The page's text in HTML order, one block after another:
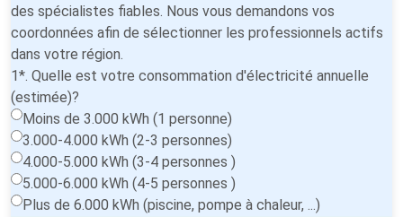
des spécialistes fiables. Nous vous demandons vos
coordonnées afin de sélectionner les professionnels actifs
dans votre région.
1*. Quelle est votre consommation d'électricité annuelle
(estimée)?
Moins de 3.000 kWh (1 personne)
3.000-4.000 kWh (2-3 personnes)
4.000-5.000 kWh (3-4 personnes )
5.000-6.000 kWh (4-5 personnes )
Plus de 6.000 kWh (piscine, pompe à chaleur, ...)